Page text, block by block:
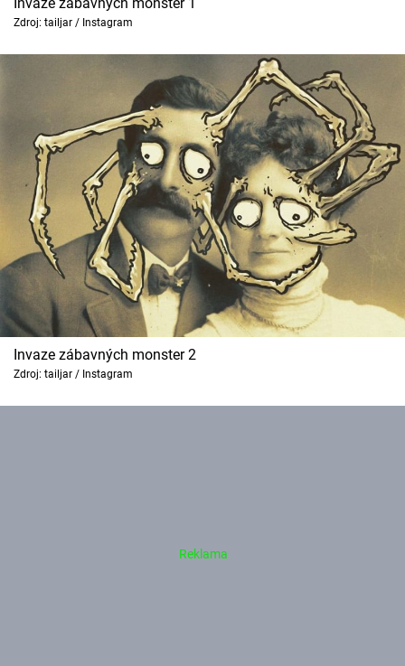
Cool Esport
Sledujte prima+
Přihlášení
Sledujte nás
Zdroj: tailjar / Instagram
Invaze zábavných monster 2
Zdroj: tailjar / Instagram